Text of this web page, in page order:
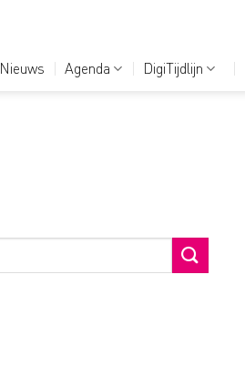
Nieuws Agenda DigiTijdlijn